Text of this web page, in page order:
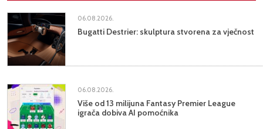
06.08.2026.
Bugatti Destrier: skulptura stvorena za vječnost
06.08.2026.
Više od 13 milijuna Fantasy Premier League
igrača dobiva AI pomoćnika